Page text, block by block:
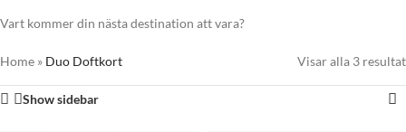
Vart kommer din nästa destination att vara?
Home » Duo Doftkort Visar alla 3 resultat
Show sidebar